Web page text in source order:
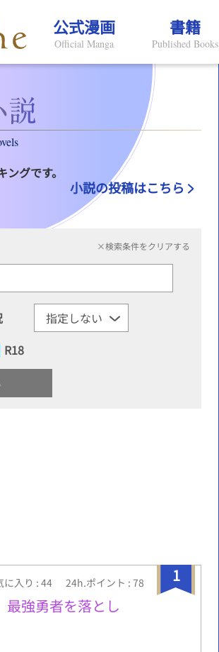
公式漫画
Official Manga
書籍
Published Books
グです。
小説の投稿はこちら
×検索条件をクリアする
R18
1
に入り : 44 24h.ポイント : 78
最強勇者を落とし